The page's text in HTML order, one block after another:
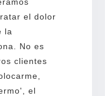
el dolor
la
No es
clientes
el